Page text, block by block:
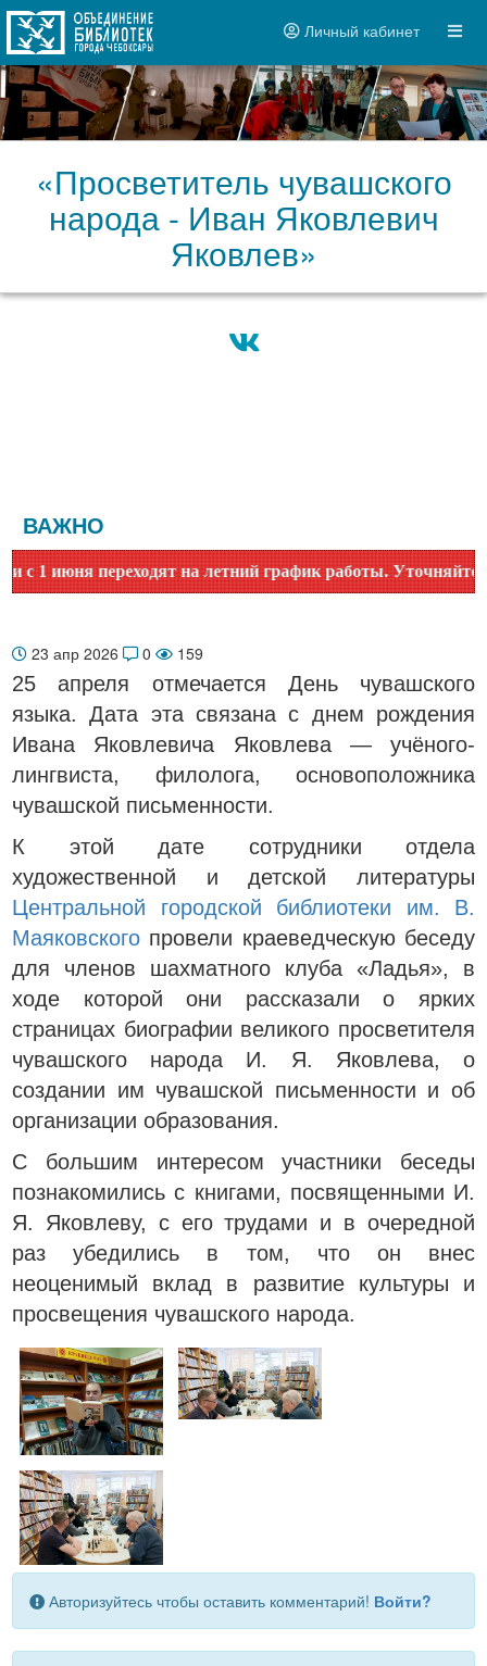
Личный кабинет
«Просветитель чувашского
народа - Иван Яковлевич
Яковлев»
ВАЖНО
июня переходят на летний график работы. Уточняйте
23 апр 2026 0 159
25 апреля отмечается День чувашского
языка. Дата эта связана с днем рождения
Ивана Яковлевича Яковлева — учёного-
лингвиста, филолога, основоположника
чувашской письменности.
К этой дате сотрудники отдела
художественной и детской литературы
Центральной городской библиотеки им. В.
Маяковского провели краеведческую беседу
для членов шахматного клуба «Ладья», в
ходе которой они рассказали о ярких
страницах биографии великого просветителя
чувашского народа И. Я. Яковлева, о
создании им чувашской письменности и об
организации образования.
С большим интересом участники беседы
познакомились с книгами, посвященными И.
Я. Яковлеву, с его трудами и в очередной
раз убедились в том, что он внес
неоценимый вклад в развитие культуры и
просвещения чувашского народа.
Авторизуйтесь чтобы оставить комментарий! Войти?